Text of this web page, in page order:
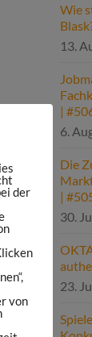
Wie
13.
|
6.
Die
|
30.
23.
der
von